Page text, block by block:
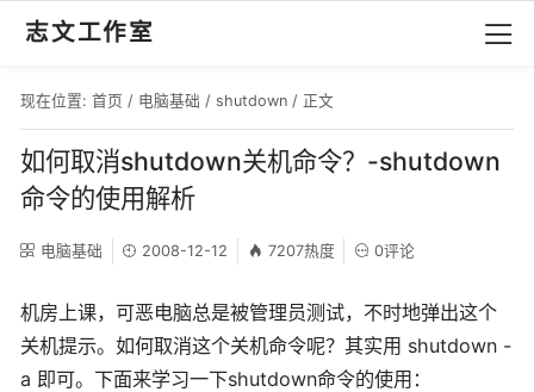
志文工作室
现在位置: 首页 / 电脑基础 / shutdown / 正文
如何取消shutdown关机命令？-shutdown
命令的使用解析
电脑基础 2008-12-12 7207热度 0评论
机房上课，可恶电脑总是被管理员测试，不时地弹出这个
关机提示。如何取消这个关机命令呢？其实用 shutdown -
a 即可。下面来学习一下shutdown命令的使用：